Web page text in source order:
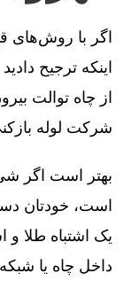
اگر با روش‌های
اینکه ترجیح
از چاه توالت
شرکت لوله
بهتر است اگر شی
است، خودتان
یک اشتباه طلا
داخل چاه یا